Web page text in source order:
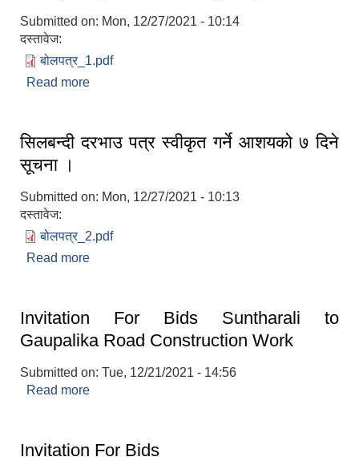
Submitted on: Mon, 12/27/2021 - 10:14
दस्तावेज:
बोलपत्र_1.pdf
Read more
सिलबन्दी दरभाउ पत्र स्वीकृत गर्ने आशयको ७ दिने
सूचना ।
Submitted on: Mon, 12/27/2021 - 10:13
दस्तावेज:
बोलपत्र_2.pdf
Read more
Invitation For Bids Suntharali to
Gaupalika Road Construction Work
Submitted on: Tue, 12/21/2021 - 14:56
Read more
Invitation For Bids